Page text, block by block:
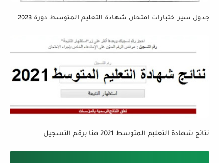
جدول سير اختبارات امتحان شهادة التعليم المتوسط دورة 2023
نتائج شهادة التعليم المتوسط 2021 هنا برقم التسجيل